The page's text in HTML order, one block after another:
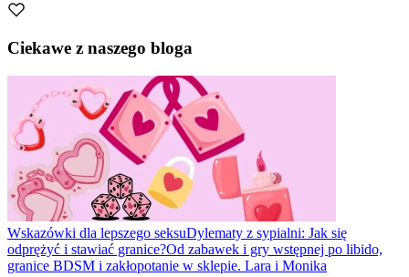
Ciekawe z naszego bloga
Wskazówki dla lepszego seksuDylematy z sypialni: Jak się
odprężyć i stawiać granice?Od zabawek i gry wstępnej po libido,
granice BDSM i zakłopotanie w sklepie. Lara i Monika